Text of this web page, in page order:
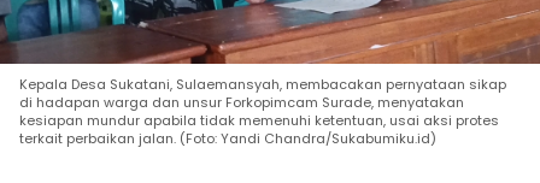
Kepala Desa Sukatani, Sulaemansyah, membacakan pernyataan sikap
di hadapan warga dan unsur Forkopimcam Surade, menyatakan
kesiapan mundur apabila tidak memenuhi ketentuan, usai aksi protes
terkait perbaikan jalan. (Foto: Yandi Chandra/Sukabumiku.id)